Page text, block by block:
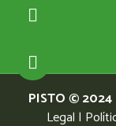
PISTO © 2024
Legal |